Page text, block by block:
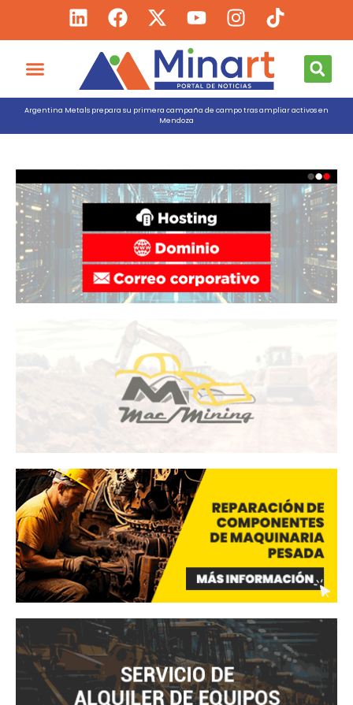
Argentina Metals prepara su primera campaña de campo tras ampliar activos en
Mendoza